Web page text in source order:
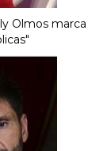
Olmos marca